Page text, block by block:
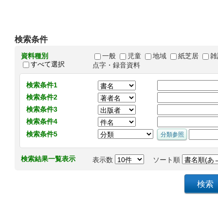
検索条件
資料種別
すべて選択
一般 児童 地域 紙芝居
点字・録音資料
検索条件1
検索条件2
検索条件3
検索条件4
検索条件5
検索結果一覧表示 表示数 ソート順